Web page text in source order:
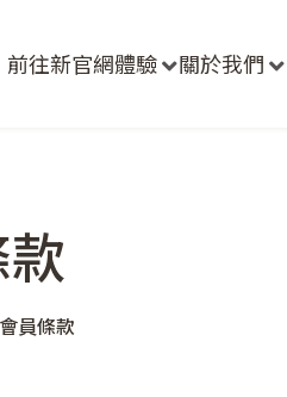
前往新官網體驗 關於我們
員條款